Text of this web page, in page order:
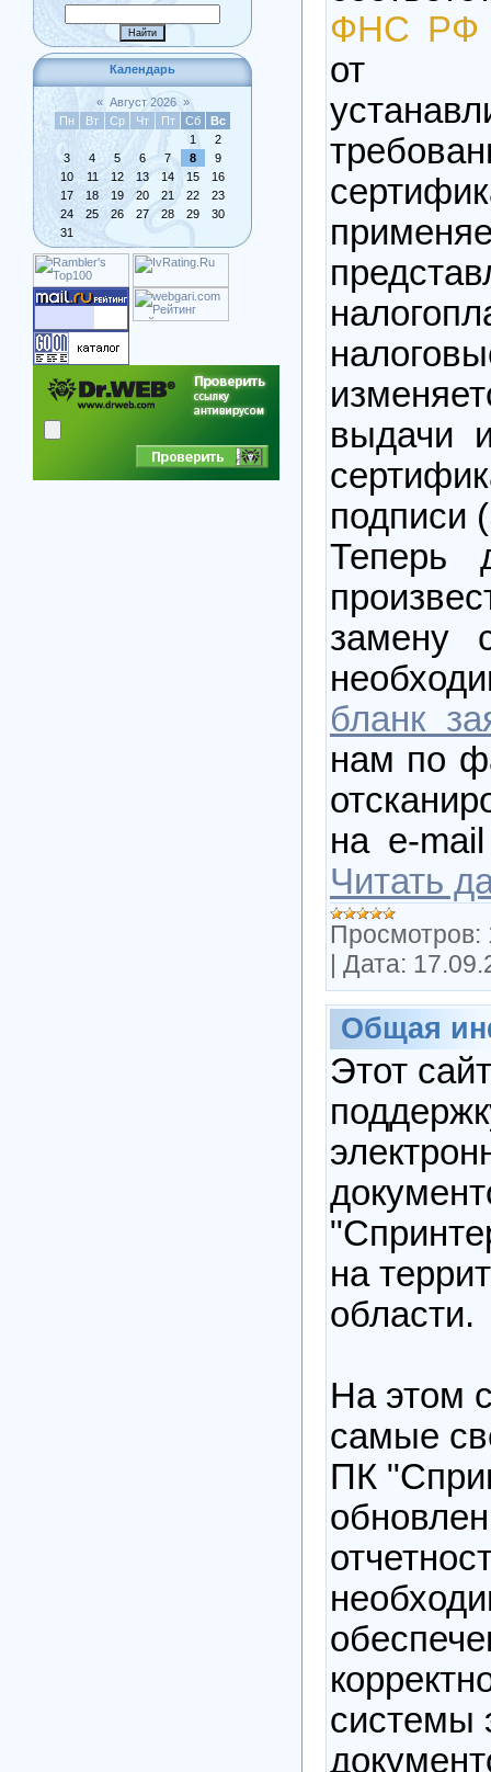
Календарь
« Август 2026 »
Пн
Вт Ср Чт Пт Сб
Вс
1
2
3
4 5 6 7 8
9
10
11 12 13 14 15
16
17
18 19 20 21 22
23
24
25 26 27 28 29
30
31
ФНС РФ
от
выдачи
подписи
Теперь
замену
бланк
нам по
на e-
Читать
Просмотров:
| Дата:
Общая
Этот
на
области.
На этом
самые
ПК
системы